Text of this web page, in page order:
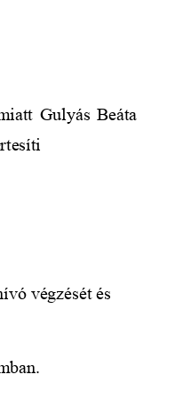
Gulyás Beáta
végzését és